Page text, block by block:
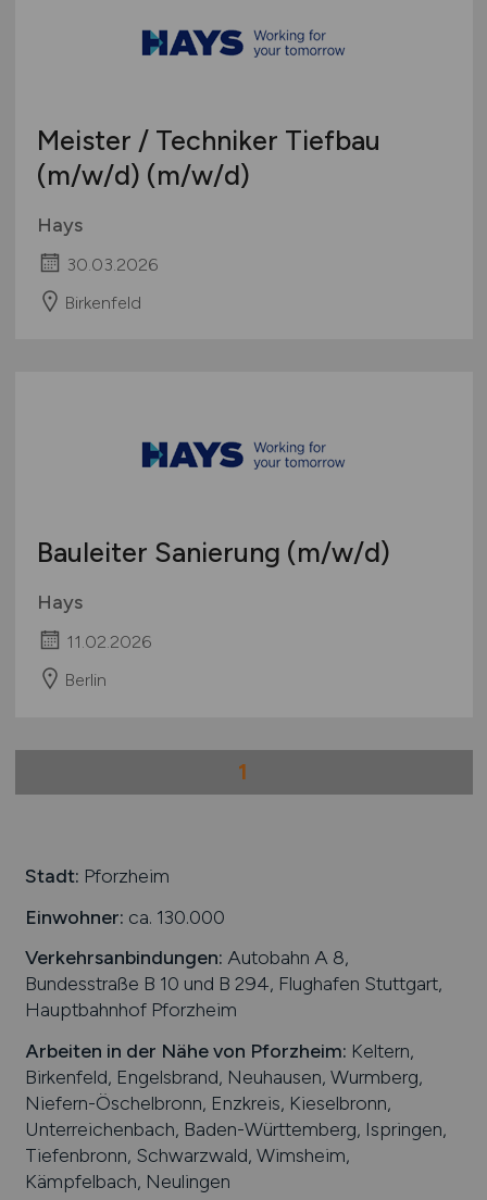
Meister / Techniker Tiefbau
(m/w/d) (m/w/d)
Hays
30.03.2026
Birkenfeld
Bauleiter Sanierung (m/w/d)
Hays
11.02.2026
Berlin
1
Stadt: Pforzheim
Einwohner: ca. 130.000
Verkehrsanbindungen: Autobahn A 8,
Bundesstraße B 10 und B 294, Flughafen Stuttgart,
Hauptbahnhof Pforzheim
Arbeiten in der Nähe von Pforzheim: Keltern,
Birkenfeld, Engelsbrand, Neuhausen, Wurmberg,
Niefern-Öschelbronn, Enzkreis, Kieselbronn,
Unterreichenbach, Baden-Württemberg, Ispringen,
Tiefenbronn, Schwarzwald, Wimsheim,
Kämpfelbach, Neulingen